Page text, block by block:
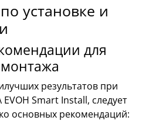
установке и
для
результатов при
Smart Install, следует
основных рекомендаций: